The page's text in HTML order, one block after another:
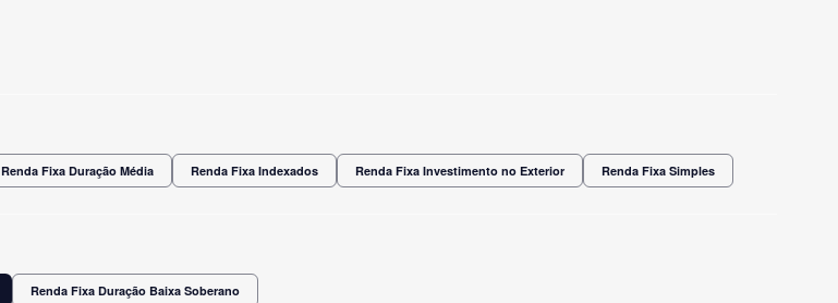
Renda Fixa Duração Média Renda Fixa Indexados Renda Fixa Investimento no Exterior Renda Fixa Simples
Renda Fixa Duração Baixa Soberano